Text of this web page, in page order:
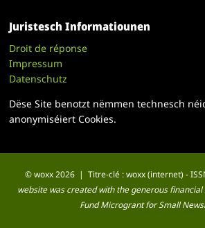
Juristesch Informatiounen
Droit de réponse
Impressum
Datenschutz
Dëse Site benotzt nëmmen technesch
anonymiséiert Cookies.
© woxx 2026 | Titre-clé : woxx (internet) -
website was created with the generous
Fund Microgrant for Small